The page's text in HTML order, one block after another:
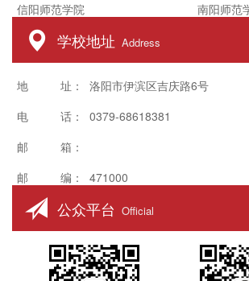
信阳师范学院
南阳师范
学校地址 Address
地 址： 洛阳市伊滨区吉庆路6号
电 话： 0379-68618381
邮 箱：
邮 编： 471000
公众平台 Official